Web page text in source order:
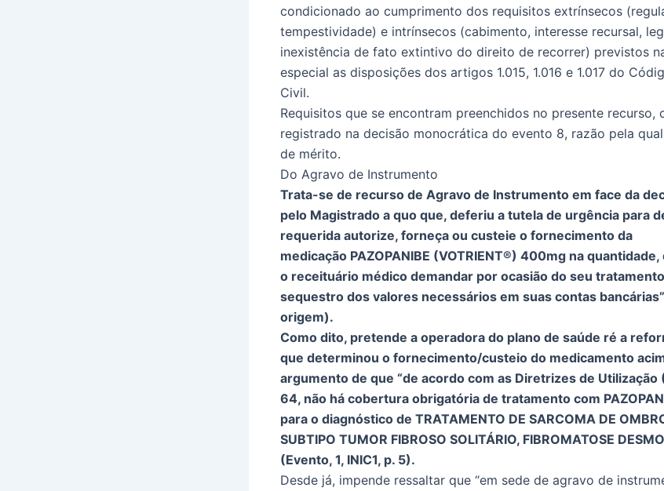
condicionado ao cumprimento dos requisitos extrínsecos
tempestividade) e intrínsecos (cabimento, interesse recursal,
inexistência de fato extintivo do direito de recorrer) previstos
especial as disposições dos artigos 1.015, 1.016 e 1.017 do
Civil.
Requisitos que se encontram preenchidos no presente recurso,
registrado na decisão monocrática do evento 8, razão pela
de mérito.
Do Agravo de Instrumento
Trata-se de recurso de Agravo de Instrumento em face da
pelo Magistrado a quo que, deferiu a tutela de urgência para
requerida autorize, forneça ou custeie o fornecimento da
medicação PAZOPANIBE (VOTRIENT®) 400mg na
o receituário médico demandar por ocasião do seu
sequestro dos valores necessários em suas contas
origem).
Como dito, pretende a operadora do plano de saúde ré a
que determinou o fornecimento/custeio do medicamento
argumento de que “de acordo com as Diretrizes de Utilização
64, não há cobertura obrigatória de tratamento com
para o diagnóstico de TRATAMENTO DE SARCOMA DE
SUBTIPO TUMOR FIBROSO SOLITÁRIO, FIBROMATOSE
(Evento, 1, INIC1, p. 5).
Desde já, impende ressaltar que “em sede de agravo de